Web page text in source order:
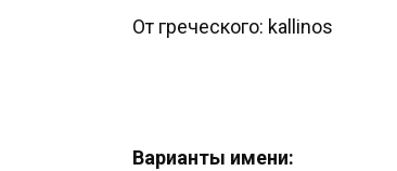
От греческого: kallinos
Варианты имени: